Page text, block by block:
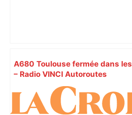
A680 Toulouse fermée dans
– Radio VINCI Autoroutes